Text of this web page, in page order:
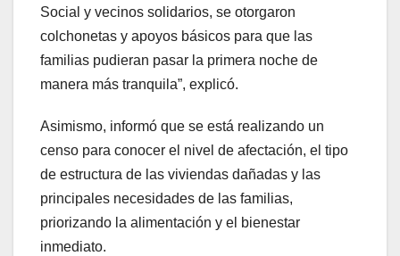
Social y vecinos solidarios, se otorgaron
colchonetas y apoyos básicos para que las
familias pudieran pasar la primera noche de
manera más tranquila”, explicó.
Asimismo, informó que se está realizando un
censo para conocer el nivel de afectación, el tipo
de estructura de las viviendas dañadas y las
principales necesidades de las familias,
priorizando la alimentación y el bienestar
inmediato.